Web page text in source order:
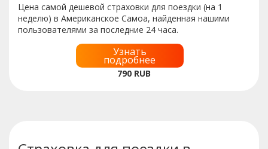
Цена самой дешевой страховки для поездки (на 1
неделю) в Американское Самоа, найденная нашими
пользователями за последние 24 часа.
Узнать
подробнее
790 RUB